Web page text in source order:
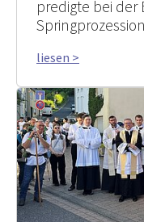
predigte bei der
liesen >